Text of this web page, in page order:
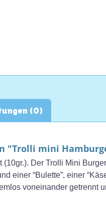
(0)
"Trolli mini
Der Trolli Mini
einer “Bulette”, einer
voneinander getrennt